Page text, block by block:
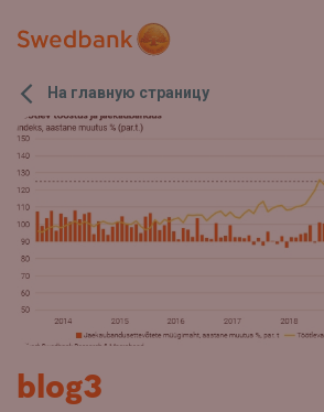
На главную страницу
blog3